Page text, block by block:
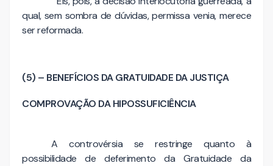
qual, sem sombra de dúvidas, permissa venia, merece
ser reformada.
(5) – BENEFÍCIOS DA GRATUIDADE DA JUSTIÇA
COMPROVAÇÃO DA HIPOSSUFICIÊNCIA
A controvérsia se restringe quanto à
possibilidade de deferimento da Gratuidade da